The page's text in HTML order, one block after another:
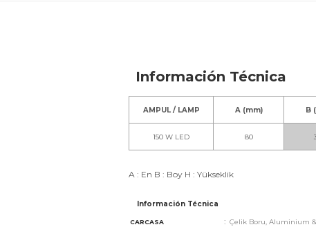
Información Técnica
AMPUL / LAMP A (mm) B
150 W LED 80
A : En B : Boy H : Yükseklik
Información Técnica
CARCASA : Çelik Boru, Aluminium